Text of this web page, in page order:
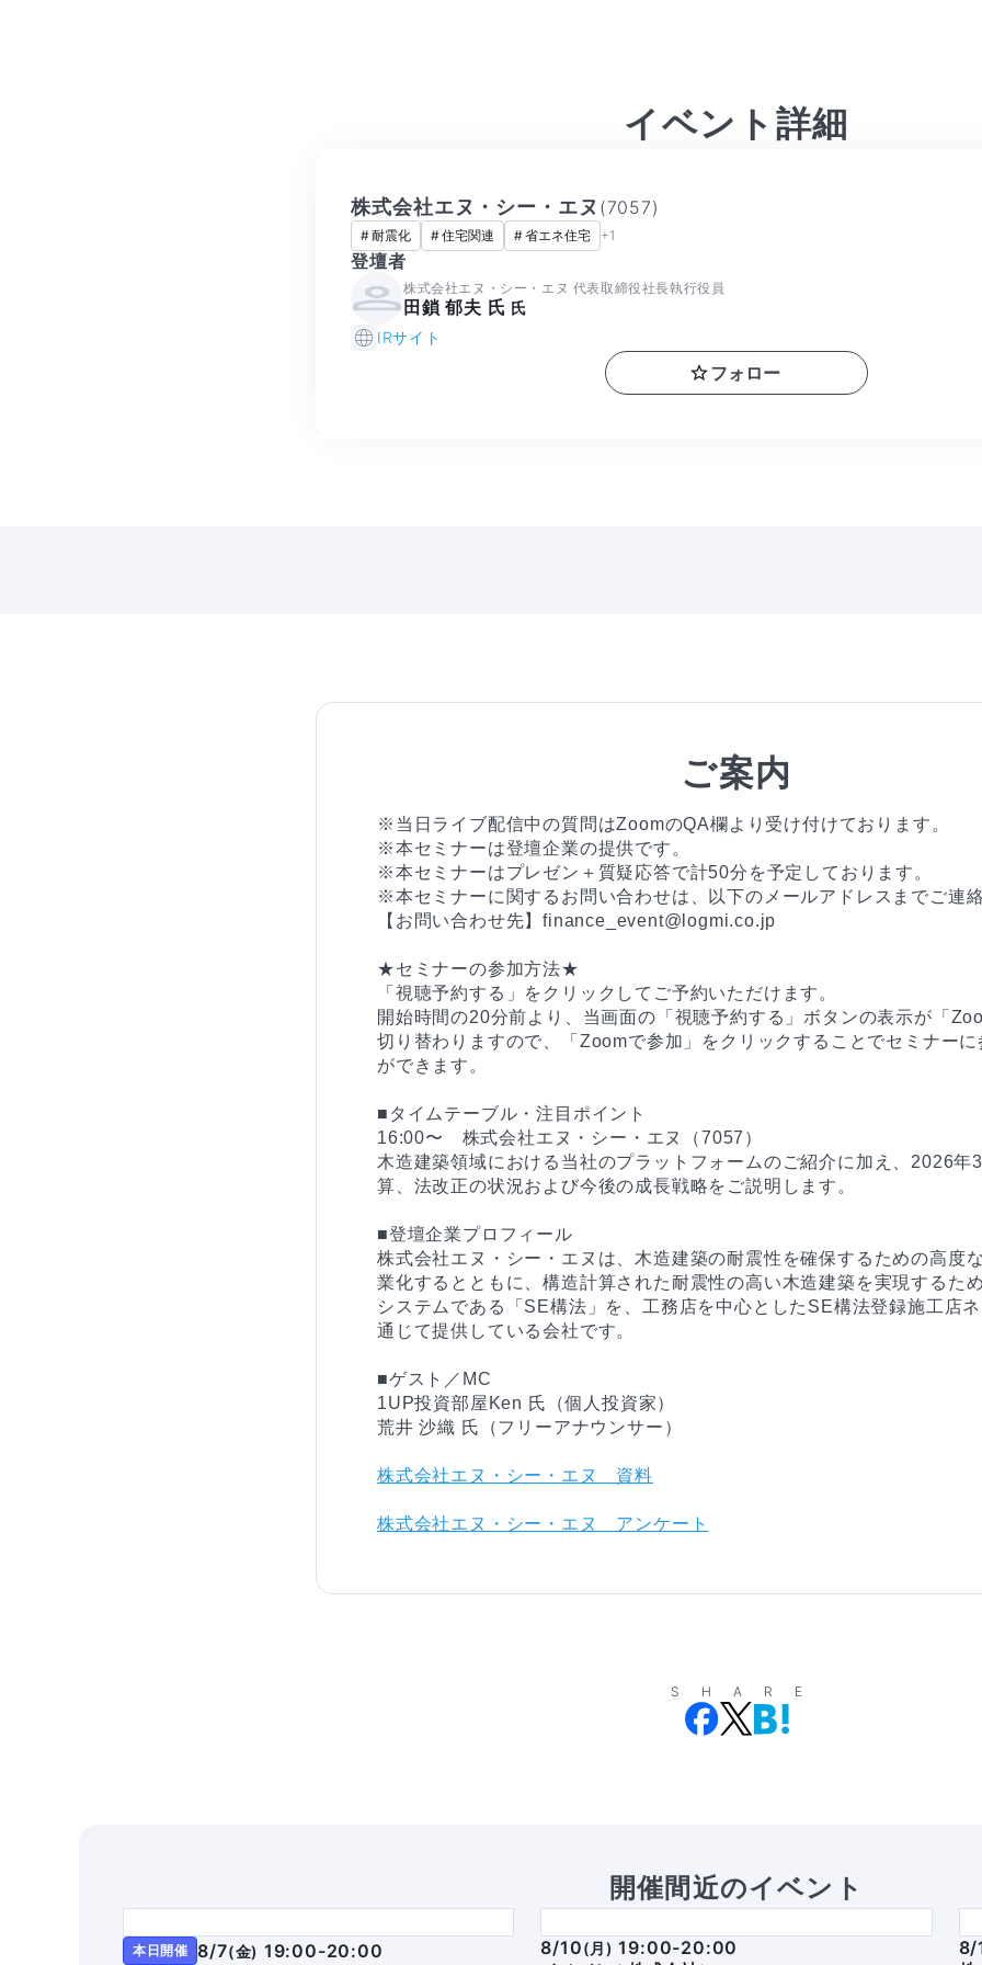
イベント詳細
株式会社エヌ・シー・エヌ (7057)
#耐震化 #住宅関連 #省エネ住宅 +1
登壇者
株式会社エヌ・シー・エヌ 代表取締役社長執行役員
田鎖 郁夫 氏 氏
IRサイト
フォロー
ご案内
※当日ライブ配信中の質問はZoomのQA欄より受け付けております。
※本セミナーは登壇企業の提供です。
※本セミナーはプレゼン＋質疑応答で計50分を予定しております。
※本セミナーに関するお問い合わせは、以下のメールアドレスまでご連絡
【お問い合わせ先】finance_event@logmi.co.jp
★セミナーの参加方法★
「視聴予約する」をクリックしてご予約いただけます。
開始時間の20分前より、当画面の「視聴予約する」ボタンの表示が「
切り替わりますので、「Zoomで参加」をクリックすることでセミナーに
ができます。
■タイムテーブル・注目ポイント
16:00〜　株式会社エヌ・シー・エヌ（7057）
木造建築領域における当社のプラットフォームのご紹介に加え、2026年
算、法改正の状況および今後の成長戦略をご説明します。
■登壇企業プロフィール
株式会社エヌ・シー・エヌは、木造建築の耐震性を確保するための高度
業化するとともに、構造計算された耐震性の高い木造建築を実現するた
システムである「SE構法」を、工務店を中心としたSE構法登録施工店
通じて提供している会社です。
■ゲスト／MC
1UP投資部屋Ken 氏（個人投資家）
株式会社エヌ・シー・エヌ　資料
株式会社エヌ・シー・エヌ　アンケート
SHARE
開催間近のイベント
本日開催 8/7(金) 19:00-20:00 8/10( 月) 19:00-20:00
8/